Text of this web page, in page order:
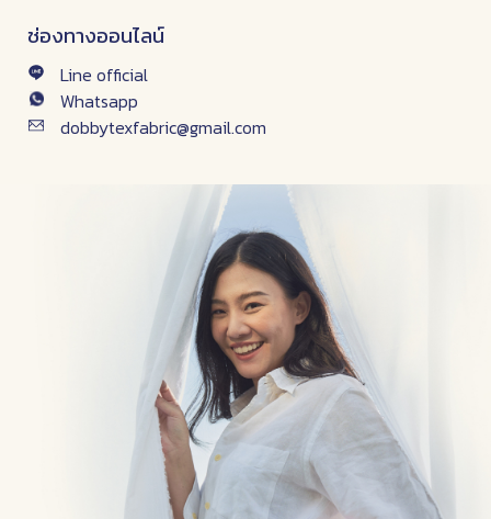
ช่องทางออนไลน์
Line official
Whatsapp
dobbytexfabric@gmail.com